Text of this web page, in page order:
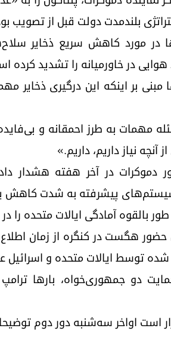
بلندمدت دولت قبل از
در مورد کاهش سریع ذخایر
در خاورمیانه را تشدید کرده
بر اینکه این درگیری ذخایر
مهمات به طرز احمقانه و
آنچه نیاز داریم، داریم.»
دموکرات در آخر هفته
پیشرفته به شدت کاهش
بالقوه آمادگی ایالات متحده را
هگست در کنگره از زمان
ایالات متحده و اسرائیل علیه ایران
دو جمهوری‌خواه، بارها
اواخر سه‌شنبه دور دوم